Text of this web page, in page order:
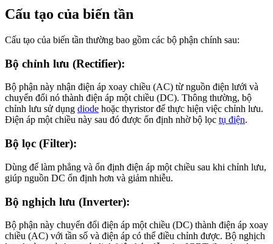
Cấu tạo của biến tần
Cấu tạo của biến tần thường bao gồm các bộ phận chính sau:
Bộ chỉnh lưu (Rectifier):
Bộ phận này nhận điện áp xoay chiều (AC) từ nguồn điện lưới và
chuyển đổi nó thành điện áp một chiều (DC). Thông thường, bộ
chỉnh lưu sử dụng diode hoặc thyristor để thực hiện việc chỉnh lưu.
Điện áp một chiều này sau đó được ổn định nhờ bộ lọc tụ điện.
Bộ lọc (Filter):
Dùng để làm phẳng và ổn định điện áp một chiều sau khi chỉnh lưu,
giúp nguồn DC ổn định hơn và giảm nhiễu.
Bộ nghịch lưu (Inverter):
Bộ phận này chuyển đổi điện áp một chiều (DC) thành điện áp xoay
chiều (AC) với tần số và điện áp có thể điều chỉnh được. Bộ nghịch